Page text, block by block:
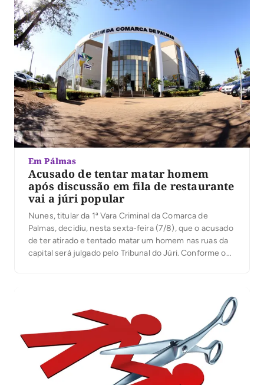
Em Pálmas
Acusado de tentar matar homem
após discussão em fila de restaurante
vai a júri popular
Nunes, titular da 1ª Vara Criminal da Comarca de
Palmas, decidiu, nesta sexta-feira (7/8), que o acusado
de ter atirado e tentado matar um homem nas ruas da
capital será julgado pelo Tribunal do Júri. Conforme o